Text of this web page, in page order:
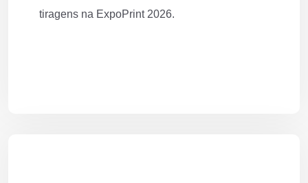
tiragens na ExpoPrint 2026.